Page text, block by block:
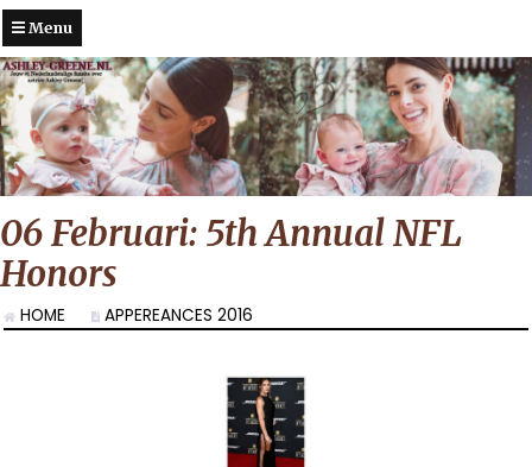
Menu
06 Februari: 5th Annual NFL
Honors
HOME APPEREANCES 2016